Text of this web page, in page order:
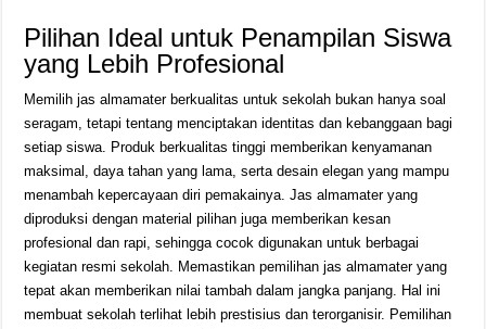
Pilihan Ideal untuk Penampilan Siswa
yang Lebih Profesional
Memilih jas almamater berkualitas untuk sekolah bukan hanya soal
seragam, tetapi tentang menciptakan identitas dan kebanggaan bagi
setiap siswa. Produk berkualitas tinggi memberikan kenyamanan
maksimal, daya tahan yang lama, serta desain elegan yang mampu
menambah kepercayaan diri pemakainya. Jas almamater yang
diproduksi dengan material pilihan juga memberikan kesan
profesional dan rapi, sehingga cocok digunakan untuk berbagai
kegiatan resmi sekolah. Memastikan pemilihan jas almamater yang
tepat akan memberikan nilai tambah dalam jangka panjang. Hal ini
membuat sekolah terlihat lebih prestisius dan terorganisir. Pemilihan